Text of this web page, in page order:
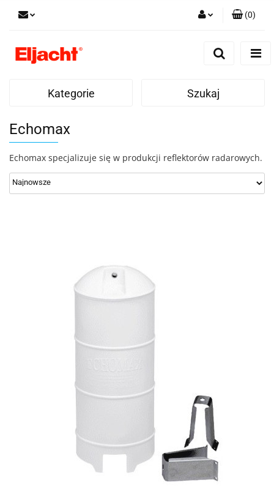
(0)
Kategorie Szukaj
Echomax
Echomax specjalizuje się w produkcji reflektorów radarowych.